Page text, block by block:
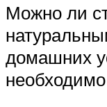
Можно ли
домашних